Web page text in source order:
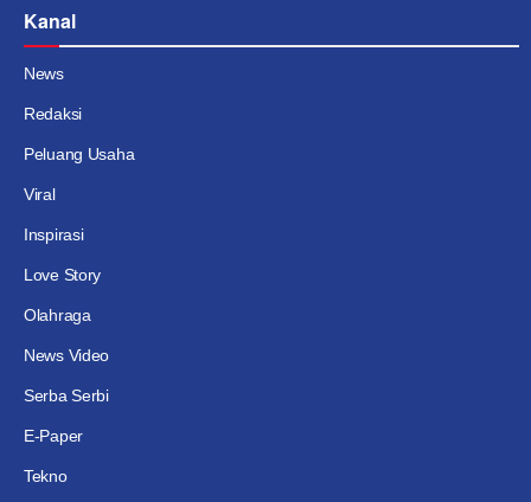
Kanal
News
Redaksi
Peluang Usaha
Viral
Inspirasi
Love Story
Olahraga
News Video
Serba Serbi
E-Paper
Tekno